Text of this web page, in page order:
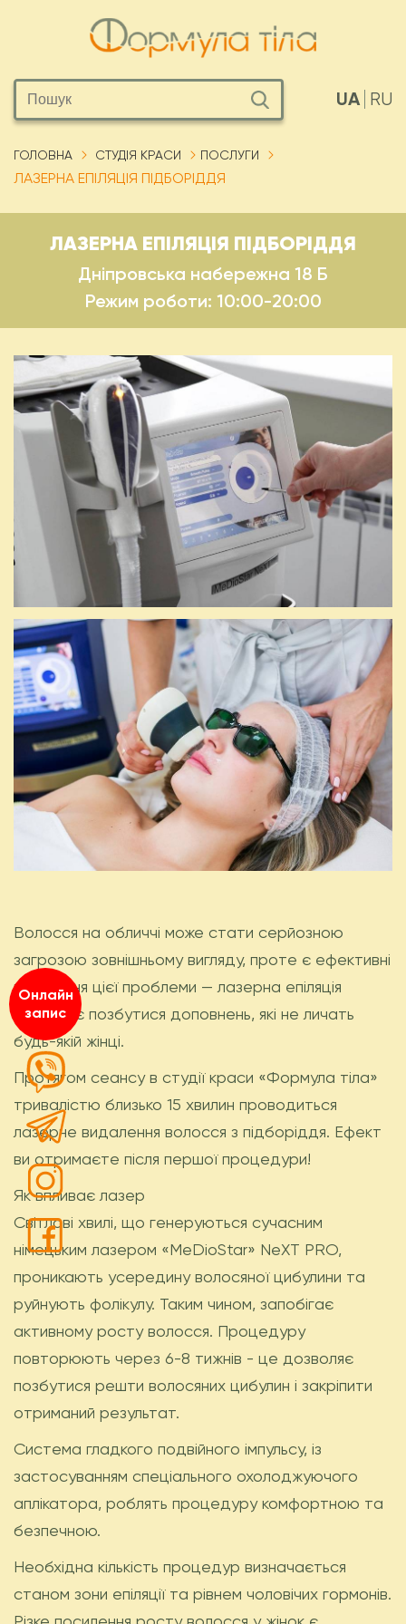
RU
UA
ГОЛОВНА СТУДІЯ КРАСИ ПОСЛУГИ
ЛАЗЕРНА ЕПІЛЯЦІЯ ПІДБОРІДДЯ
ЛАЗЕРНА ЕПІЛЯЦІЯ ПІДБОРІДДЯ
Дніпровська набережна 18 Б
Режим роботи: 10:00-20:00
Волосся на обличчі може стати серйозною
загрозою зовнішньому вигляду, проте є ефективні
вирішення цієї проблеми — лазерна епіляція
дозволяє позбутися доповнень, які не личать
будь-якій жінці.
Протягом сеансу в студії краси «Формула тіла»
тривалістю близько 15 хвилин проводиться
лазерне видалення волосся з підборіддя. Ефект
ви отримаєте після першої процедури!
Як впливає лазер
Світлові хвилі, що генеруються сучасним
німецьким лазером «MeDioStar» NеXT PRO,
проникають усередину волосяної цибулини та
руйнують фолікулу. Таким чином, запобігає
активному росту волосся. Процедуру
повторюють через 6-8 тижнів - це дозволяє
позбутися решти волосяних цибулин і закріпити
отриманий результат.
Система гладкого подвійного імпульсу, із
застосуванням спеціального охолоджуючого
аплікатора, роблять процедуру комфортною та
безпечною.
Необхідна кількість процедур визначається
станом зони епіляції та рівнем чоловічих гормонів.
Онлайн
запис